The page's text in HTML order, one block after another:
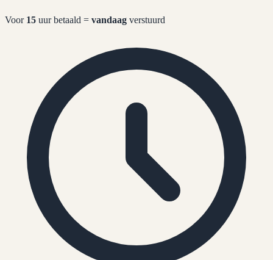
Voor 15 uur betaald = vandaag verstuurd